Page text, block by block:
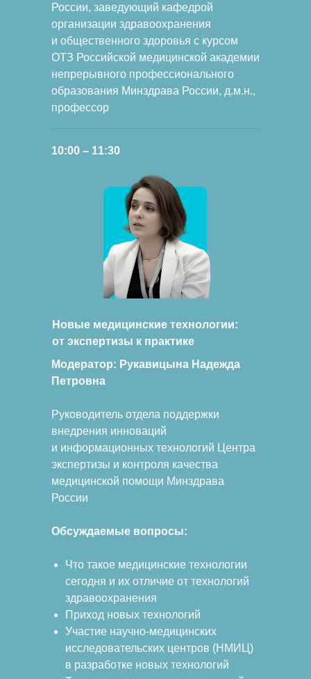
России, заведующий кафедрой
организации здравоохранения
и общественного здоровья с курсом
ОТЗ Российской медицинской академии
непрерывного профессионального
образования Минздрава России, д.м.н.,
профессор
Новые медицинские технологии:
от экспертизы к практике
Модератор: Рукавицына Надежда
Петровна
Руководитель отдела поддержки
внедрения инноваций
и информационных технологий Центра
экспертизы и контроля качества
медицинской помощи Минздрава
России
Обсуждаемые вопросы:
Что такое медицинские технологии
сегодня и их отличие от технологий
здравоохранения
Приход новых технологий
Участие научно-медицинских
исследовательских центров (НМИЦ)
в разработке новых технологий
10:00 – 11:30